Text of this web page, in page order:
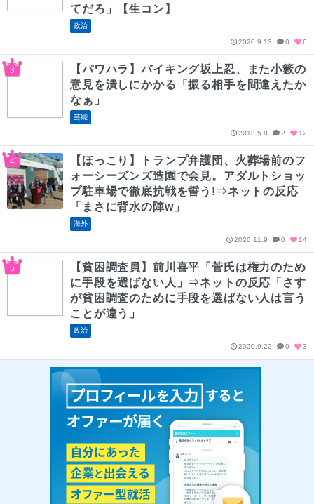
てだろ」【生コン】
政治
2020.9.13 0 6
【パワハラ】バイキング坂上忍、また小籔の
意見を潰しにかかる「振る相手を間違えたか
なぁ」
芸能
2018.5.8 2 12
【ほっこり】トランプ弁護団、火葬場前のフ
ォーシーズンズ造園で会見。アダルトショッ
プ駐車場で徹底抗戦を誓う!⇒ネットの反応
「まさに背水の陣w」
海外
2020.11.9 0 14
【貧困調査員】前川喜平「菅氏は権力のため
に手段を選ばない人」⇒ネットの反応「さす
が貧困調査のために手段を選ばない人は言う
ことが違う」
政治
2020.9.22 0 3